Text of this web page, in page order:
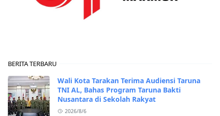
BERITA TERBARU
Wali Kota Tarakan Terima Audiensi Taruna
TNI AL, Bahas Program Taruna Bakti
Nusantara di Sekolah Rakyat
2026/8/6